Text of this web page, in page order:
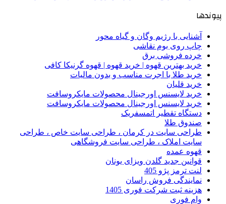
پیوندها
آشنایی با رژیم وگان و گیاه محور
چاپ روی بوم نقاشی
خرده فروشی برق
خرید بهترین قهوه | خرید قهوه | قهوه گرنیکا کافی
خرید طلا با اجرت مناسب و بدون مالیات
خرید قلیان
خرید لایسنس اورجینال محصولات مایکروسافت
خرید لایسنس اورجینال محصولات مایکروسافت
دستگاه تقطیر اتمسفریک
صندوق طلا
طراحی سایت در کرمان ، طراحی سایت خاص ، طراحی
سایت املاک ، طراحی سایت فروشگاهی
قهوه عمده
قوانین جدید گلدن ویزای یونان
لنت ترمز پژو 405
نمایندگی فروش راسان
هزینه ثبت شرکت فوری 1405
وام فوری